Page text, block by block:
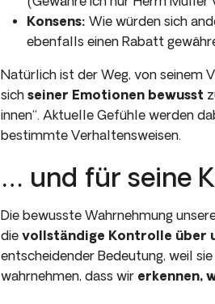
Konsens: Wie würden sich
ebenfalls einen Rabatt
Natürlich ist der Weg, von seinem
sich seiner Emotionen bewusst
innen“. Aktuelle Gefühle werden
bestimmte Verhaltensweisen.
… und für seine
Die bewusste Wahrnehmung
die vollständige Kontrolle über
entscheidender Bedeutung, weil
wahrnehmen, dass wir erkennen,